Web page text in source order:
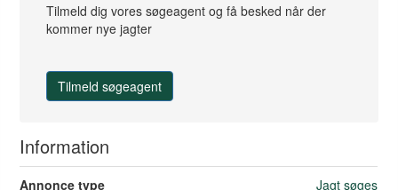
Tilmeld dig vores søgeagent og få besked når der
kommer nye jagter
Tilmeld søgeagent
Information
Annonce type Jagt søges